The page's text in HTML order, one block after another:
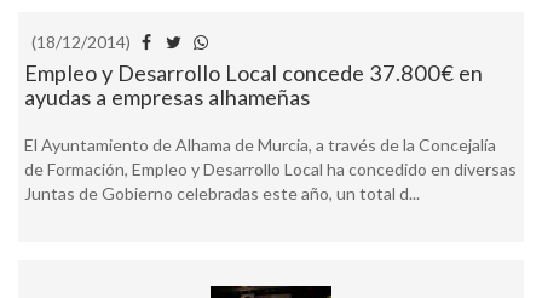
(18/12/2014)
Empleo y Desarrollo Local concede 37.800€ en
ayudas a empresas alhameñas
El Ayuntamiento de Alhama de Murcia, a través de la Concejalía
de Formación, Empleo y Desarrollo Local ha concedido en diversas
Juntas de Gobierno celebradas este año, un total d...